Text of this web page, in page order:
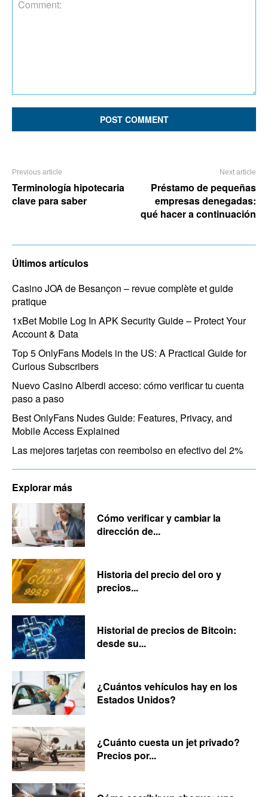
Previous article
Terminología hipotecaria
clave para saber
Next article
Préstamo de pequeñas
empresas denegadas:
qué hacer a continuación
Últimos artículos
Casino JOA de Besançon – revue complète et guide
pratique
1xBet Mobile Log In APK Security Guide – Protect Your
Account & Data
Top 5 OnlyFans Models in the US: A Practical Guide for
Curious Subscribers
Nuevo Casino Alberdi acceso: cómo verificar tu cuenta
paso a paso
Best OnlyFans Nudes Guide: Features, Privacy, and
Mobile Access Explained
Las mejores tarjetas con reembolso en efectivo del 2%
Explorar más
Cómo verificar y cambiar la
dirección de...
Historia del precio del oro y
precios...
Historial de precios de Bitcoin:
desde su...
¿Cuántos vehículos hay en los
Estados Unidos?
¿Cuánto cuesta un jet privado?
Precios por...